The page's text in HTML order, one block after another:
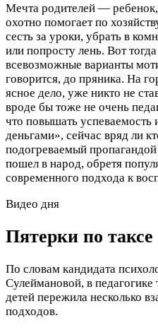
Мечта родителей —
охотно помогает по
сесть за уроки, убрать в
или попросту лень. Вот
всевозможные варианты
говорится, до пряника. На
ясное дело, уже никто не
вроде бы тоже не очень
что повышать
деньгами», сейчас вряд ли
подогреваемый
пошел в народ, обретя
современного подхода к
Видео дня
Пятерки по таксе
По словам кандидата
Сулеймановой, в
детей пережила несколько
подходов.